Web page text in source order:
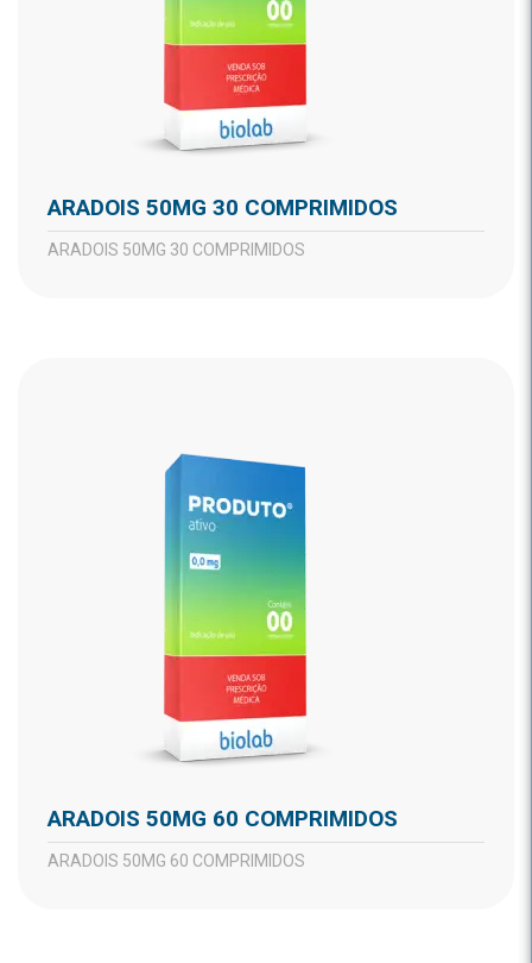
ARADOIS 50MG 30 COMPRIMIDOS
ARADOIS 50MG 30 COMPRIMIDOS
ARADOIS 50MG 60 COMPRIMIDOS
ARADOIS 50MG 60 COMPRIMIDOS